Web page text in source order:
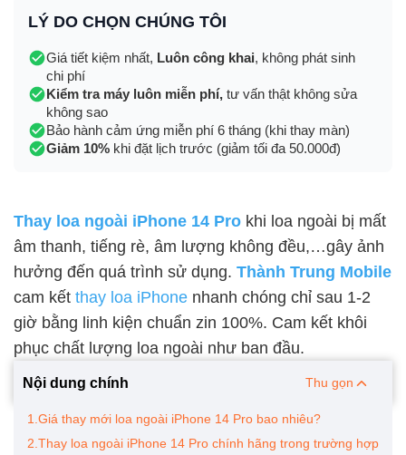
LÝ DO CHỌN CHÚNG TÔI
Giá tiết kiệm nhất, Luôn công khai, không phát sinh
chi phí
Kiểm tra máy luôn miễn phí, tư vấn thật không sửa
không sao
Bảo hành cảm ứng miễn phí 6 tháng (khi thay màn)
Giảm 10% khi đặt lịch trước (giảm tối đa 50.000đ)
Thay loa ngoài iPhone 14 Pro khi loa ngoài bị mất
âm thanh, tiếng rè, âm lượng không đều,…gây ảnh
hưởng đến quá trình sử dụng. Thành Trung Mobile
cam kết thay loa iPhone nhanh chóng chỉ sau 1-2
giờ bằng linh kiện chuẩn zin 100%. Cam kết khôi
phục chất lượng loa ngoài như ban đầu.
Nội dung chính Thu gọn
1.Giá thay mới loa ngoài iPhone 14 Pro bao nhiêu?
2.Thay loa ngoài iPhone 14 Pro chính hãng trong trường hợp